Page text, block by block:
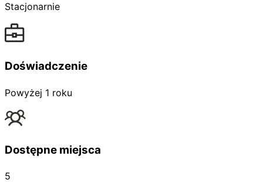
Stacjonarnie
Doświadczenie
Powyżej 1 roku
Dostępne miejsca
5